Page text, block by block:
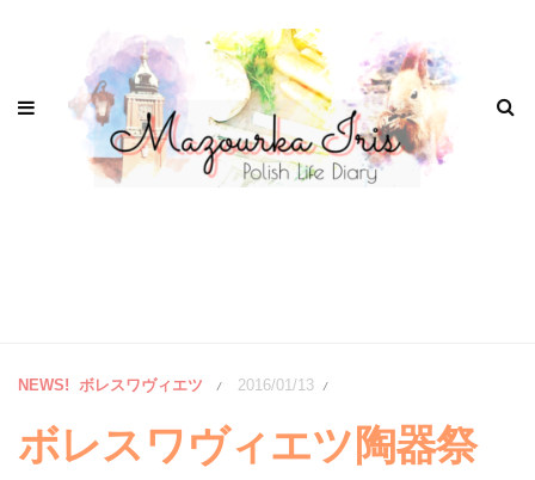
NEWS! ボレスワヴィエツ / 2016/01/13 /
ボレスワヴィエツ陶器祭